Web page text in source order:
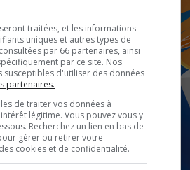
00:00
Utilisez
flèches
haut/bas
pour
augmenter
ou
traitées, et les informations
uniques et autres types de
par 66 partenaires, ainsi
par ce site. Nos
susceptibles d'utiliser des données
partenaires.
de traiter vos données à
légitime. Vous pouvez vous y
Recherchez un lien en bas de
gérer ou retirer votre
cookies et de confidentialité.